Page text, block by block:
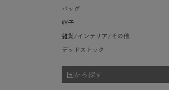
バッグ
帽子
雑貨/インテリア/その他
デッドストック
国から探す